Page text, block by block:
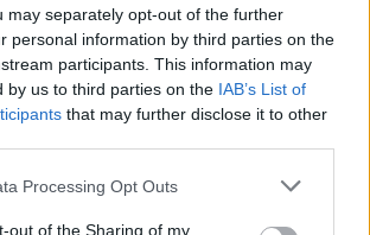
may separately opt-out of the further
personal information by third parties on the
participants. This information may
by us to third parties on the IAB’s List of
that may further disclose it to other
website/app uses one or more Google
visit or usage behaviour. You may click to
Processing Opt Outs
out of the Sharing of my